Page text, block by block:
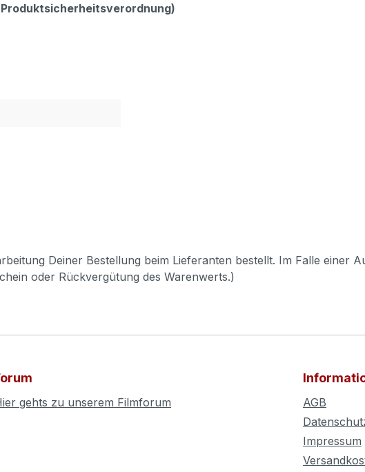
Deiner Bestellung beim Lieferanten bestellt. Im Falle einer
oder Rückvergütung des Warenwerts.)
gehts zu unserem Filmforum
AGB
Impressum